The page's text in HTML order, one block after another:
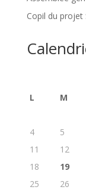
Copil du projet
L M
4
5
11
12
18
19
25
26